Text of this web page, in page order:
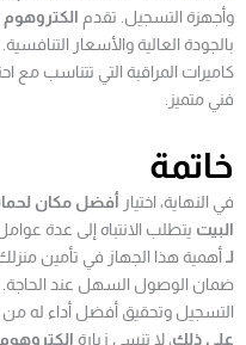
وأجهزة التسجيل. تقدم الكتروهوم
بالجودة العالية والأسعار التنافسية.
كاميرات المراقبة التي تتناسب مع
فني متميز.
خاتمة
في النهاية، اختيار أفضل مكان
البيت يتطلب الانتباه إلى عدة
لـ أهمية هذا الجهاز في تأمين
ضمان الوصول السهل عند الحاجة.
التسجيل وتحقيق أفضل أداء له من
على ذلك، لا تنسى زيارة الكتروهوم